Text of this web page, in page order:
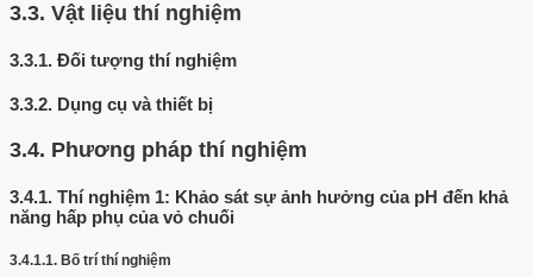
3.3. Vật liệu thí nghiệm
3.3.1. Đối tượng thí nghiệm
3.3.2. Dụng cụ và thiết bị
3.4. Phương pháp thí nghiệm
3.4.1. Thí nghiệm 1: Khảo sát sự ảnh hưởng của pH đến khả
năng hấp phụ của vỏ chuối
3.4.1.1. Bố trí thí nghiệm